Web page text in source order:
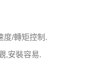
度/轉矩控制.
,安裝容易.